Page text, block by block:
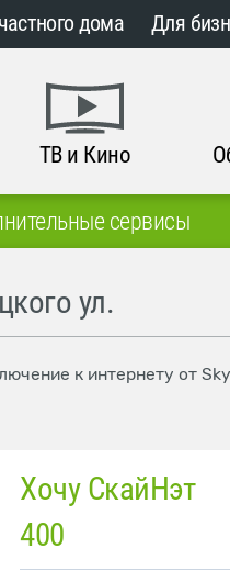
дома Для
ТВ и Кино
сервисы
ул.
к интернету от
Хочу СкайНэт
400